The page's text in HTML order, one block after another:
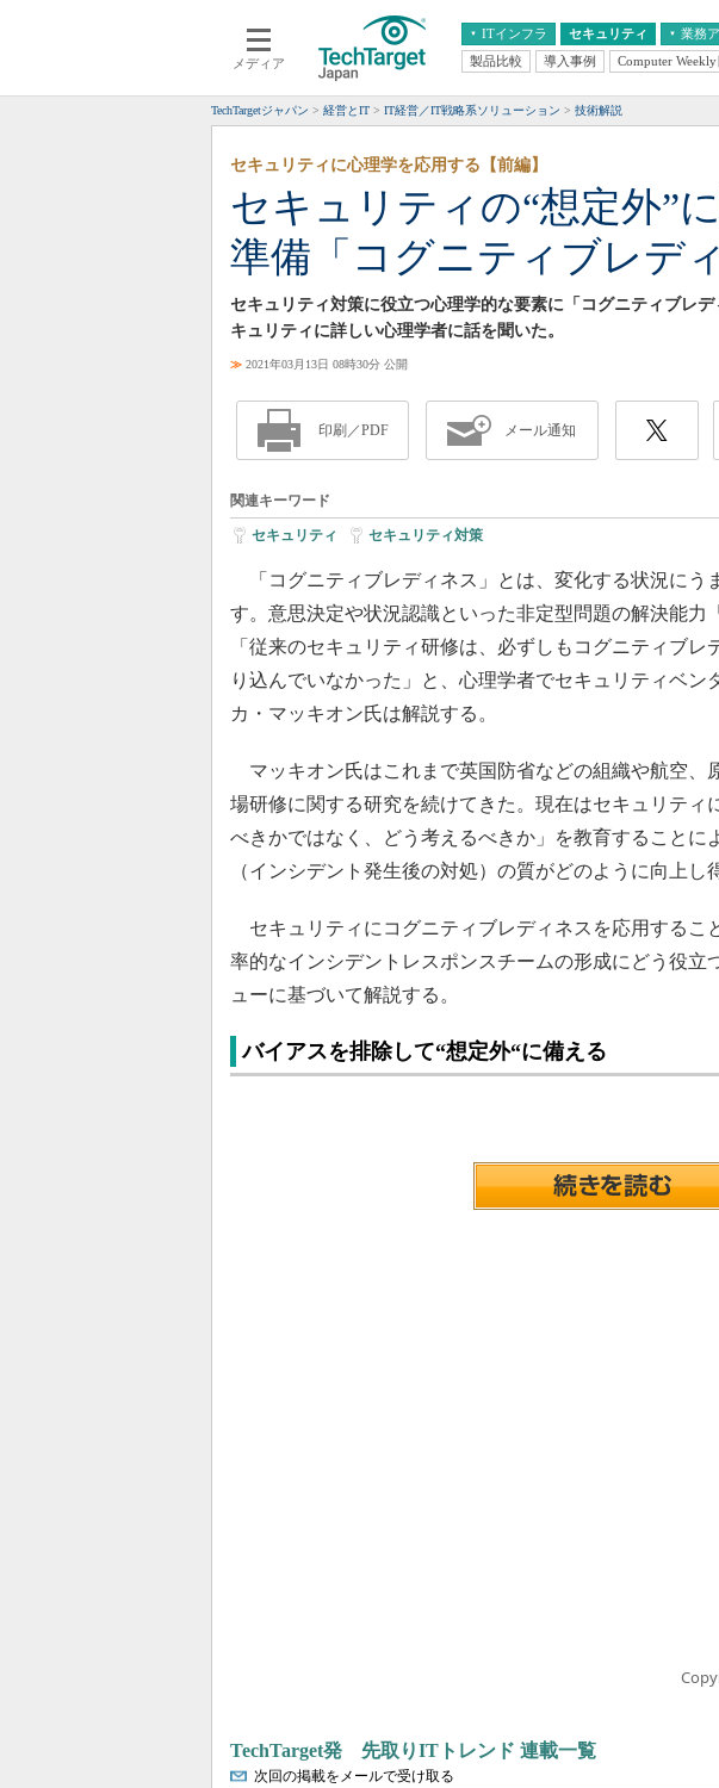
メディア
ITインフラ
クラウド
スマートモバイル
ネットワーク
システム運用管理
セキュリティ 業務
エンタープライズAI
ERP
CX
情報系システム
経営とIT
製品比較 導入事例 Computer
TechTargetジャパン 経営とIT IT経営／IT戦略系ソリューション 技術解説
セキュリティの“想定外”
準備「コグニティブレデ
セキュリティに心理学を応用する【前編】
セキュリティ対策に役立つ心理学的な要素に「コグニティブレ
キュリティに詳しい心理学者に話を聞いた。
≫ 2021年03月13日 08時30分 公開
印刷／PDF メール通知
関連キーワード
セキュリティ セキュリティ対策
「コグニティブレディネス」とは、変化する状況にう
す。意思決定や状況認識といった非定型問題の解決能力
「従来のセキュリティ研修は、必ずしもコグニティブ
り込んでいなかった」と、心理学者でセキュリティベン
カ・マッキオン氏は解説する。
マッキオン氏はこれまで英国防省などの組織や航空、
場研修に関する研究を続けてきた。現在はセキュリティ
べきかではなく、どう考えるべきか」を教育することに
（インシデント発生後の対処）の質がどのように向上し
セキュリティにコグニティブレディネスを応用するこ
率的なインシデントレスポンスチームの形成にどう役立
ューに基づいて解説する。
バイアスを排除して“想定外“に備える
TechTarget発 先取りITトレンド 連載一覧
次回の掲載をメールで受け取る